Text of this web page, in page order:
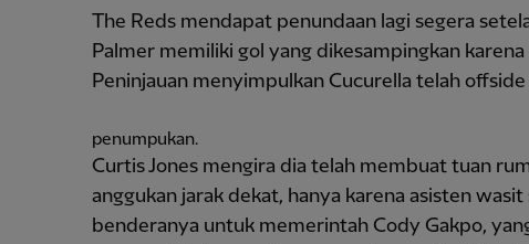
The Reds mendapat penundaan lagi segera
Palmer memiliki gol yang dikesampingkan
Peninjauan menyimpulkan Cucurella telah offside
penumpukan.
Curtis Jones mengira dia telah membuat tuan
anggukan jarak dekat, hanya karena asisten
benderanya untuk memerintah Cody Gakpo,